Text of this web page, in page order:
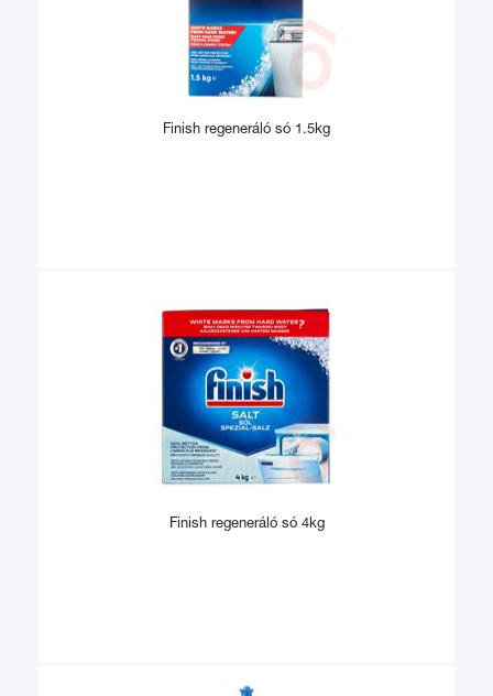
Finish regeneráló só 1.5kg
Finish regeneráló só 4kg